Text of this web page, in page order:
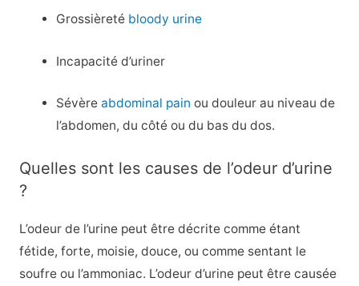
Grossièreté bloody urine
Incapacité d’uriner
Sévèreabdominal pain ou douleur au niveau de
l’abdomen, du côté ou du bas du dos.
Quelles sont les causes de l’odeur d’urine
?
L’odeur de l’urine peut être décrite comme étant
fétide, forte, moisie, douce, ou comme sentant le
soufre ou l’ammoniac. L’odeur d’urine peut être causée